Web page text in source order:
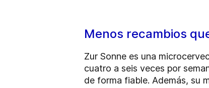
Menos recambios
Zur Sonne es una
cuatro a seis veces por
de forma fiable. Además, su